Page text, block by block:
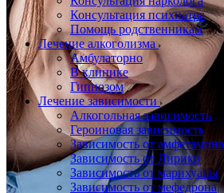
Консультация психиатра
Помощь родственникам
Лечение алкоголизма
Амбулаторно
В клинике
Гипнозом
Лечение зависимости
Алкогольная зависимость
Героиновая зависимость
Зависимость от амфетамина
Зависимость от Лирики
Зависимость от марихуаны
Зависимость от мефедрона